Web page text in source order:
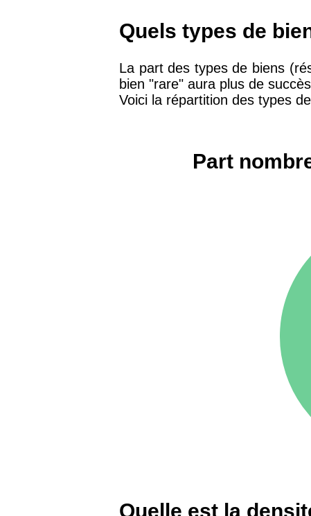
75013 -
Paris 13ème
arrondissement
76600 -Le Havre 2 455 €
12 145 €
3 018 €
2 917 €
Quels types de
La part des types de biens
bien "rare" aura plus de
Voici la répartition des types
Part
Quelle est la